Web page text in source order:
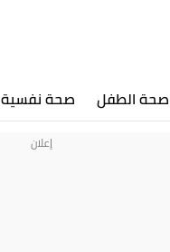
صحة الطفل صحة نفسية